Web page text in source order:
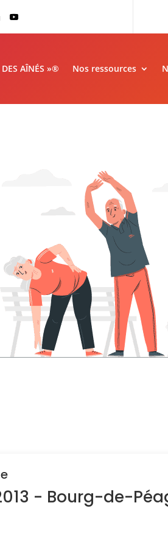
AÎNÉS »® Nos ressources
- Bourg-de-